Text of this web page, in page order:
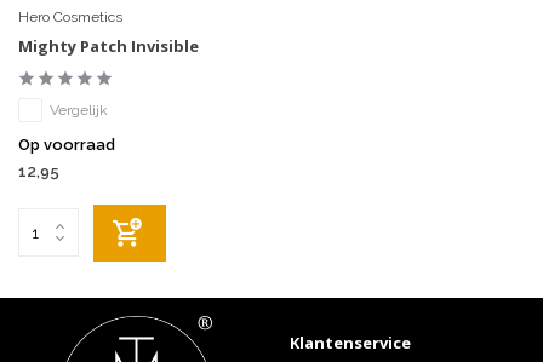
Hero Cosmetics
Mighty Patch Invisible
Vergelijk
Op voorraad
12,95
Klantenservice